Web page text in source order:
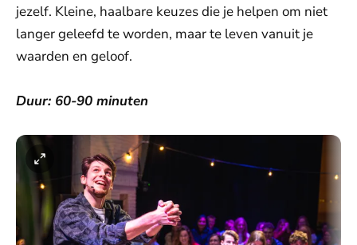
jezelf. Kleine, haalbare keuzes die je helpen om niet
langer geleefd te worden, maar te leven vanuit je
waarden en geloof.
Duur: 60-90 minuten